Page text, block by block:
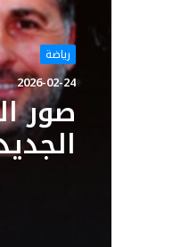
رياضة
2026-02-24
صور